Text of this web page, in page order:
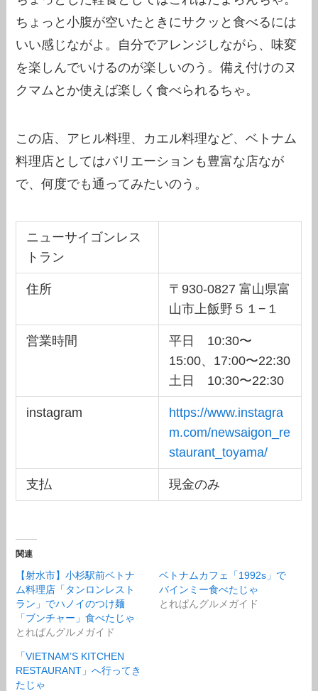
ちょっと小腹が空いたときにサクッと食べるには
いい感じながよ。自分でアレンジしながら、味変
を楽しんでいけるのが楽しいのう。備え付けのヌ
クマムとか使えば楽しく食べられるちゃ。
この店、アヒル料理、カエル料理など、ベトナム
料理店としてはバリエーションも豊富な店なが
で、何度でも通ってみたいのう。
ニューサイゴンレス
トラン
住所
〒930-0827 富山県富
山市上飯野５１−１
営業時間
平日 10:30〜
15:00、17:00〜22:30
土日 10:30〜22:30
instagram
https://www.instagra
m.com/newsaigon_re
staurant_toyama/
支払 現金のみ
関連
【射水市】小杉駅前ベトナ
ム料理店「タンロンレスト
ラン」でハノイのつけ麺
「ブンチャー」食べたじゃ
とれぱんグルメガイド
ベトナムカフェ「1992s」で
バインミー食べたじゃ
とれぱんグルメガイド
「VIETNAM’S KITCHEN
RESTAURANT」へ行ってき
たじゃ